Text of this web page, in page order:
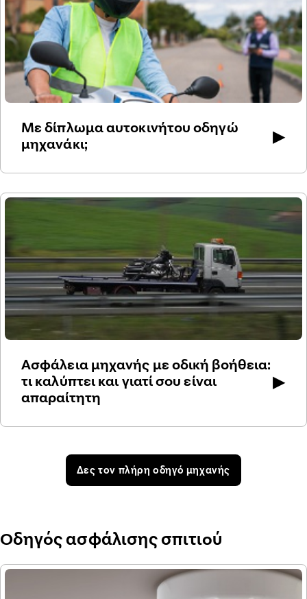
Με δίπλωμα αυτοκινήτου οδηγώ
μηχανάκι;
▶
Ασφάλεια μηχανής με οδική βοήθεια:
τι καλύπτει και γιατί σου είναι
απαραίτητη
▶
Δες τον πλήρη οδηγό μηχανής
Οδηγός ασφάλισης σπιτιού